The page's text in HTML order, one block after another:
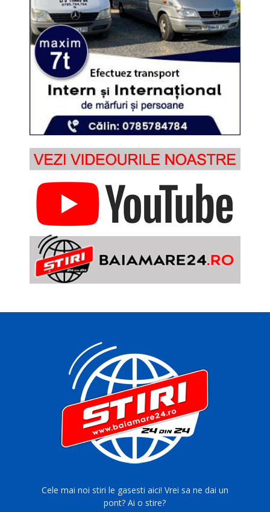
Cele mai noi stiri le gasesti aici! Vrei sa ne dai un
pont? Ai o stire?